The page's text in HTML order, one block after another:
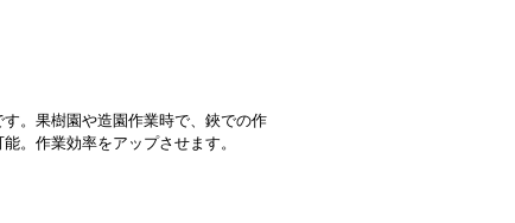
。果樹園や造園作業時で、鋏での作
。作業効率をアップさせます。